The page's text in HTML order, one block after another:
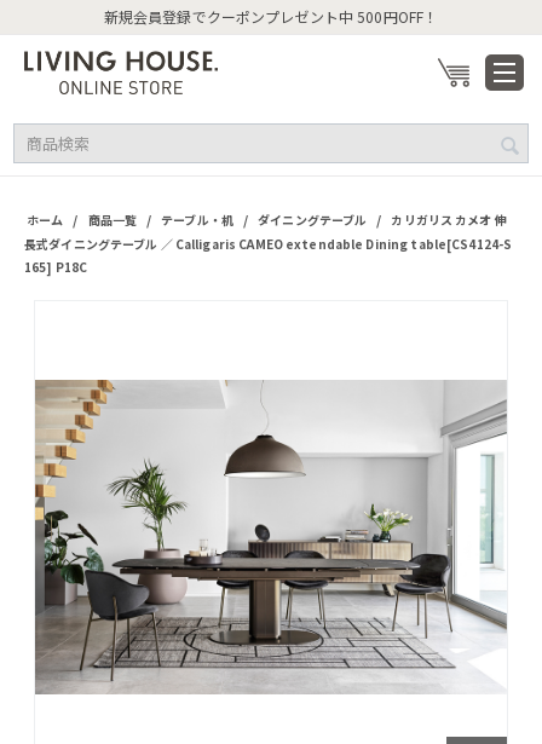
新規会員登録でクーポンプレゼント中 500円OFF！
ホーム / 商品一覧 / テーブル・机 / ダイニングテーブル / カリガリス カメオ 伸
長式ダイニングテーブル ／ Calligaris CAMEO extendable Dining table[CS4124-S
165] P18C